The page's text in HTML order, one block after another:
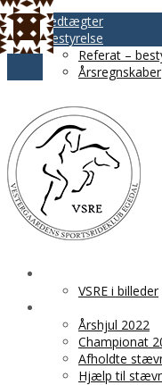
Vedtægter
Bestyrelse
Referat –
Årsregnskaber
VSRE i billeder
Årshjul 2022
Championat
Afholdte
Hjælp til